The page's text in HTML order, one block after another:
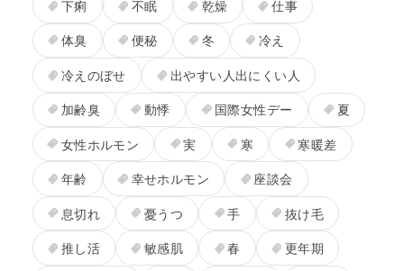
下痢
不眠 乾燥
仕事
体臭
便秘 冬
冷え
冷えのぼせ
出やすい人出にくい人
加齢臭
動悸 国際女性デー
夏
女性ホルモン
実 寒
寒暖差
年齢
幸せホルモン
座談会
息切れ
憂うつ 手
抜け毛
推し活
敏感肌 春
更年期